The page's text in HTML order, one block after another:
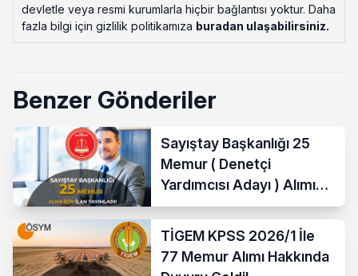
devletle veya resmi kurumlarla hiçbir bağlantısı yoktur. Daha
fazla bilgi için gizlilik politikamıza buradan ulaşabilirsiniz.
Benzer Gönderiler
Sayıştay Başkanlığı 25
Memur ( Denetçi
Yardımcısı Adayı ) Alımı
Yapacak
TİGEM KPSS 2026/1 İle
77 Memur Alımı Hakkında